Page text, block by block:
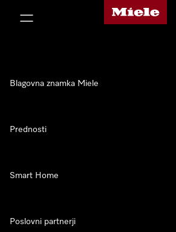
Domača stran Miele
Blagovna znamka Miele
Prednosti
Smart Home
Poslovni partnerji